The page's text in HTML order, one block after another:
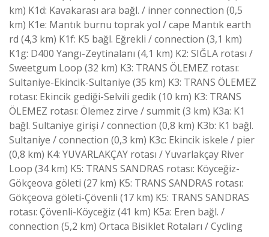
km) K1d: Kavakarası ara bağl. / inner connection (0,5
km) K1e: Mantık burnu toprak yol / cape Mantık earth
rd (4,3 km) K1f: K5 bağl. Eğrekli / connection (3,1 km)
K1g: D400 Yangı-Zeytinalanı (4,1 km) K2: SIĞLA rotası /
Sweetgum Loop (32 km) K3: TRANS ÖLEMEZ rotası:
Sultaniye-Ekincik-Sultaniye (35 km) K3: TRANS ÖLEMEZ
rotası: Ekincik gediği-Selvili gedik (10 km) K3: TRANS
ÖLEMEZ rotası: Ölemez zirve / summit (3 km) K3a: K1
bağl. Sultaniye girişi / connection (0,8 km) K3b: K1 bağl.
Sultaniye / connection (0,3 km) K3c: Ekincik iskele / pier
(0,8 km) K4: YUVARLAKÇAY rotası / Yuvarlakçay River
Loop (34 km) K5: TRANS SANDRAS rotası: Köyceğiz-
Gökçeova göleti (27 km) K5: TRANS SANDRAS rotası:
Gökçeova göleti-Çövenli (17 km) K5: TRANS SANDRAS
rotası: Çövenli-Köyceğiz (41 km) K5a: Eren bağl. /
connection (5,2 km) Ortaca Bisiklet Rotaları / Cycling